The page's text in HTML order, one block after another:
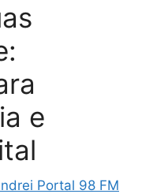
e
Portal 98 FM